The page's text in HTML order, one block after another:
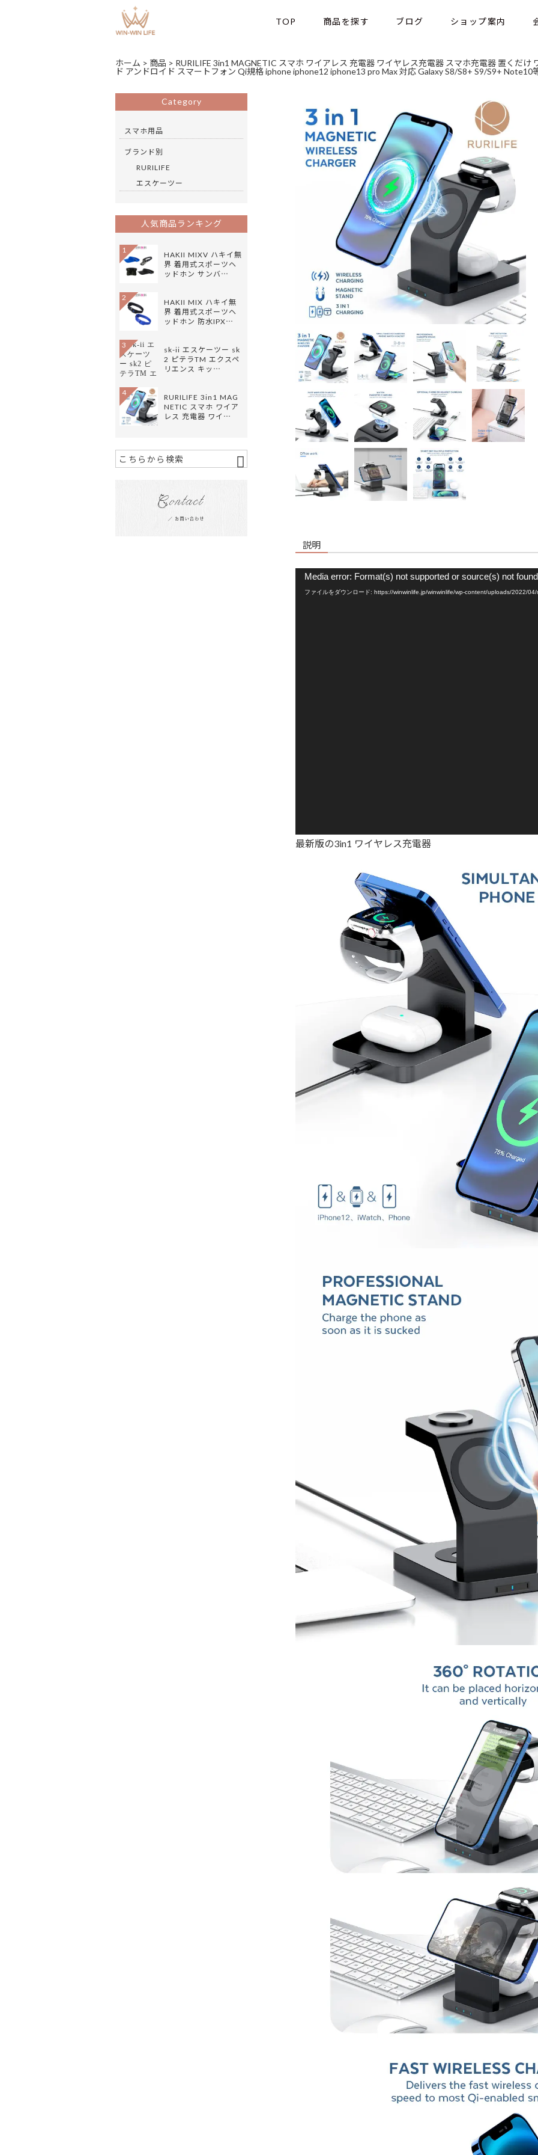
TOP 商品を探す ブログ ショップ案内
ホーム > 商品 > RURILIFE 3in1 MAGNETIC スマホ ワイアレス 充電器 ワイヤレス充電器 スマホ充電器 置くだけ
ド アンドロイド スマートフォン Qi規格 iphone iphone12 iphone13 pro Max 対応 Galaxy S8/S8+ S9/S9+ Note10
説明
Media error: Format(s) not supported or source(s) not found
ファイルをダウンロード: https://winwinlife.jp/winwinlife/wp-content/uploads/2022/
最新版の3in1 ワイヤレス充電器
Category
スマホ用品
ブランド別
RURILIFE
エスケーツー
人気商品ランキング
HAKII MIXV ハキイ無
界 着用式スポーツヘ
ッドホン サンバ…
1
HAKII MIX ハキイ無
界 着用式スポーツヘ
ッドホン 防水IPX…
2
sk-ii エスケーツー sk
2 ピテラTM エクスペ
リエンス キッ…
3
RURILIFE 3in1 MAG
NETIC スマホ ワイア
レス 充電器 ワイ…
4